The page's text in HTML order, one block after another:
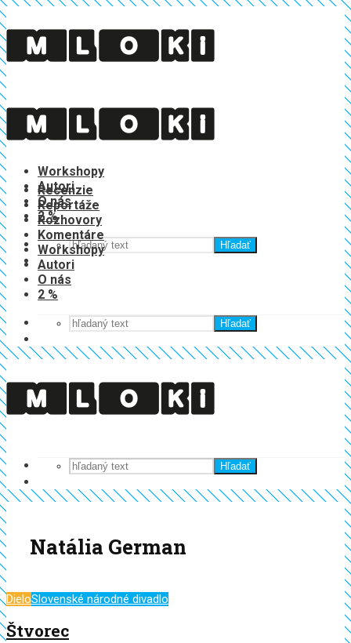
Recenzie
Reportáže
Rozhovory
Workshopy
Autori
O nás
2 %
Hľadať
Recenzie
Reportáže
Rozhovory
Komentáre
Workshopy
Autori
O nás
2 %
Hľadať
Hľadať
Natália German
DieloSlovenské národné divadlo
Štvorec